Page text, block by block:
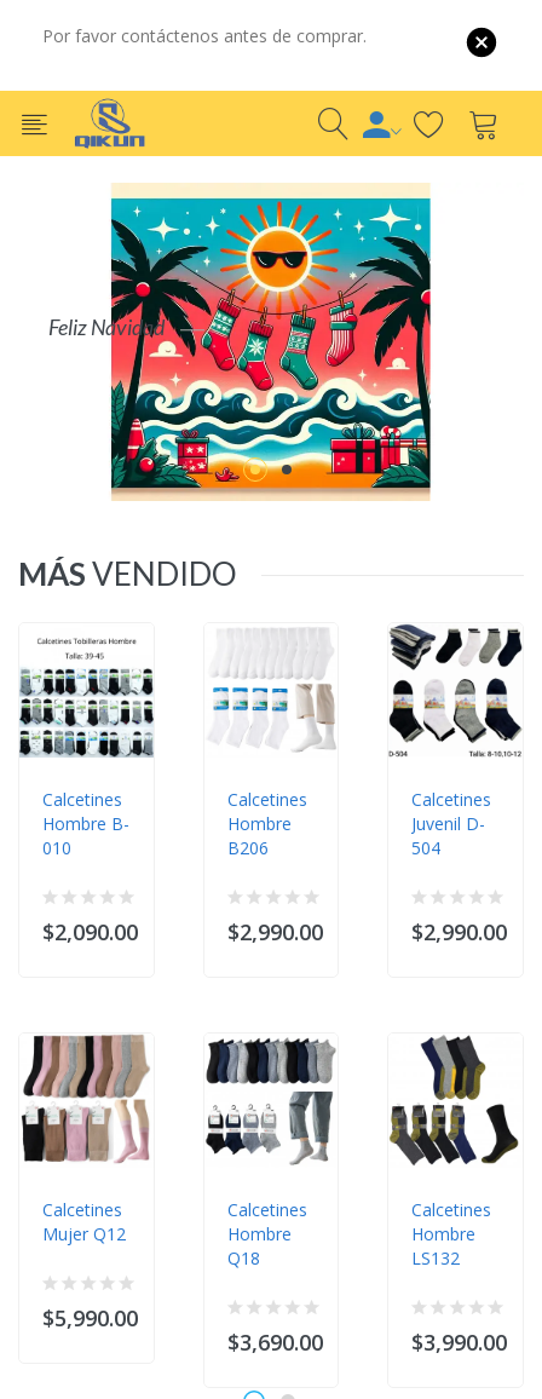
Por favor contáctenos antes de comprar.
Por Mayor
Por Detalle
COMPRAR AHORA
MÁSVENDIDO
Calcetines
Hombre B-
010
$2,090.00
Calcetines
Mujer Q12
$5,990.00
Calcetines
Hombre
B206
$2,990.00
Calcetines
Hombre
Q18
$3,690.00
Calcetines
Juvenil D-
504
$2,990.00
Calcetines
Hombre
LS132
$3,990.00